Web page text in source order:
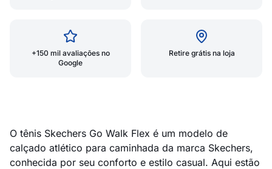
+150 mil avaliações no
Google
Retire grátis na loja
O tênis Skechers Go Walk Flex é um modelo de
calçado atlético para caminhada da marca Skechers,
conhecida por seu conforto e estilo casual. Aqui estão